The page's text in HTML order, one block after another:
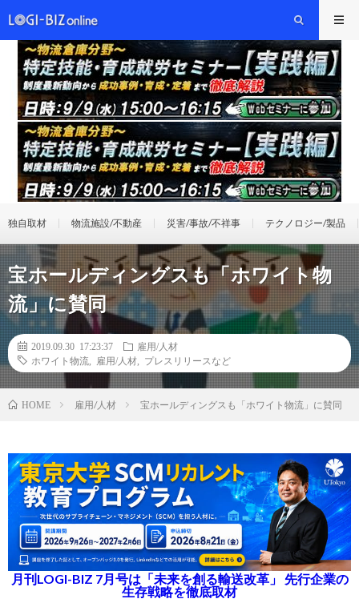
独自取材 物流施設/不動産 災害/事故/不祥事 テクノロジー/製品
宝ホールディングスも「ホワイト物
流」に賛同
2019.09.30 17:23:37
雇用/人材
ホワイト物流
雇用/人材 プレスリリースなど
HOME 雇用/人材 宝ホールディングスも「ホワイト物流」に賛同
月刊LOGI-BIZ 7月号は「未来を創る輸送改革」 先行企業の
生存戦略を徹底取材